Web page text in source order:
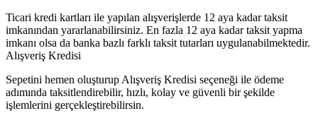
Ticari kredi kartları ile yapılan alışverişlerde 12 aya kadar taksit
imkanından yararlanabilirsiniz. En fazla 12 aya kadar taksit yapma
imkanı olsa da banka bazlı farklı taksit tutarları uygulanabilmektedir.
Alışveriş Kredisi
Sepetini hemen oluşturup Alışveriş Kredisi seçeneği ile ödeme
adımında taksitlendirebilir, hızlı, kolay ve güvenli bir şekilde
işlemlerini gerçekleştirebilirsin.